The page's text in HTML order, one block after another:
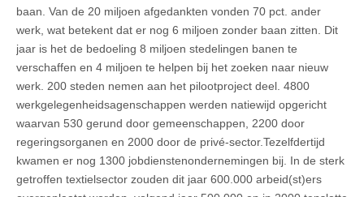
baan. Van de 20 miljoen afgedankten vonden 70 pct. ander
werk, wat betekent dat er nog 6 miljoen zonder baan zitten. Dit
jaar is het de bedoeling 8 miljoen stedelingen banen te
verschaffen en 4 miljoen te helpen bij het zoeken naar nieuw
werk. 200 steden nemen aan het pilootproject deel. 4800
werkgelegenheidsagenschappen werden natiewijd opgericht
waarvan 530 gerund door gemeenschappen, 2200 door
regeringsorganen en 2000 door de privé-sector.Tezelfdertijd
kwamen er nog 1300 jobdienstenondernemingen bij. In de sterk
getroffen textielsector zouden dit jaar 600.000 arbeid(st)ers